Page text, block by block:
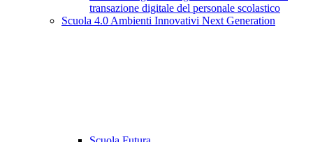
transazione digitale del personale scolastico
Scuola 4.0 Ambienti Innovativi Next Generation